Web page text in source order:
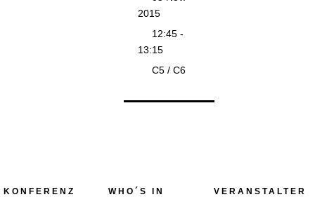
2015
12:45 -
13:15
C5 / C6
KONFERENZ WHO´S IN VERANSTALTER